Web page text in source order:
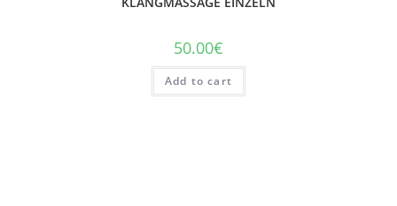
50.00€
Add to cart